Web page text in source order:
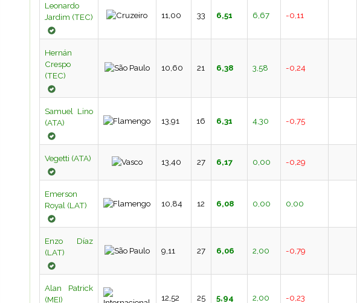
Leonardo
Jardim (TEC)
11,00 33 6,51 6,67 -0,11
Hernán
Crespo
(TEC)
10,60 21 6,38 3,58 -0,24
Samuel Lino
(ATA)
13,91 16 6,31 4,30 -0,75
Vegetti (ATA) 13,40 27 6,17 0,00 -0,29
Emerson
Royal (LAT)
10,84 12 6,08 0,00 0,00
Enzo Díaz
(LAT)
9,11 27 6,06 2,00 -0,79
Alan Patrick
(MEI)
12,52 25 5,94 2,00 -0,23